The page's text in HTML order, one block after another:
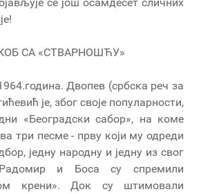
СА «СТВАРНОШЋУ»
Двопев (србска реч за
је, због своје популарности,
«Београдски сабор», на коме
три песме - прву који му одреди
једну народну и једну из свог
Радомир и Боса су спремили
крени». Док су штимовали